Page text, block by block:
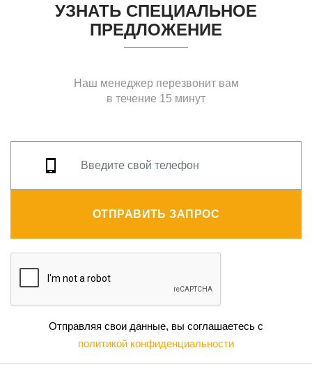
УЗНАТЬ СПЕЦИАЛЬНОЕ
ПРЕДЛОЖЕНИЕ
Наш менеджер перезвонит вам
в течение 15 минут
ОТПРАВИТЬ ЗАПРОС
Отправляя свои данные, вы соглашаетесь с
политикой конфиденциальности